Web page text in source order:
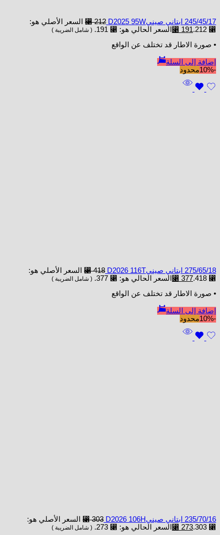
245/45/17 ابتاني صينيD2025 95W ⃁212
السعر الأصلي هو:
⃁ 212.
⃁ 191 السعر الحالي هو: ⃁ 191. ( شامل الضريبة )
• صورة الاطار قد تختلف عن الواقع
إضافة إلى السلة
-10%
محدود
275/65/18 ابتاني صينيD2026 116T ⃁418
السعر الأصلي هو:
⃁ 418.
⃁ 377 السعر الحالي هو: ⃁ 377. ( شامل الضريبة )
• صورة الاطار قد تختلف عن الواقع
إضافة إلى السلة
-10%
محدود
235/70/16 ابتاني صينيD2026 106H ⃁303
السعر الأصلي هو:
⃁ 303.
⃁ 273 السعر الحالي هو: ⃁ 273. ( شامل الضريبة )